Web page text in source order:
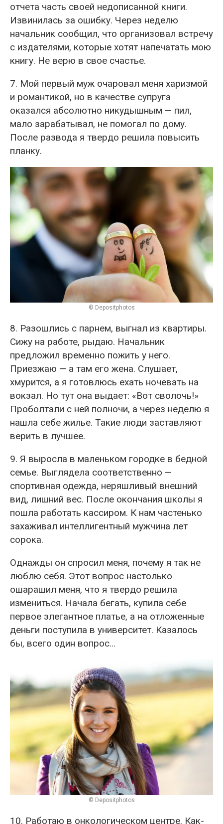
отчета часть своей недописанной книги.
Извинилась за ошибку. Через неделю
начальник сообщил, что организовал встречу
с издателями, которые хотят напечатать мою
книгу. Не верю в свое счастье.
7. Мой первый муж очаровал меня харизмой
и романтикой, но в качестве супруга
оказался абсолютно никудышным — пил,
мало зарабатывал, не помогал по дому.
После развода я твердо решила повысить
планку.
© Depositphotos
8. Разошлись с парнем, выгнал из квартиры.
Сижу на работе, рыдаю. Начальник
предложил временно пожить у него.
Приезжаю — а там его жена. Слушает,
хмурится, а я готовлюсь ехать ночевать на
вокзал. Но тут она выдает: «Вот сволочь!»
Проболтали с ней полночи, а через неделю я
нашла себе жилье. Такие люди заставляют
верить в лучшее.
9. Я выросла в маленьком городке в бедной
семье. Выглядела соответственно —
спортивная одежда, неряшливый внешний
вид, лишний вес. После окончания школы я
пошла работать кассиром. К нам частенько
захаживал интеллигентный мужчина лет
сорока.
Однажды он спросил меня, почему я так не
люблю себя. Этот вопрос настолько
ошарашил меня, что я твердо решила
измениться. Начала бегать, купила себе
первое элегантное платье, а на отложенные
деньги поступила в университет. Казалось
бы, всего один вопрос…
© Depositphotos
10. Работаю в онкологическом центре. Как-